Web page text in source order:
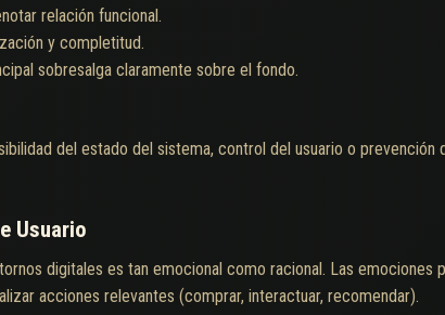
relación funcional.
y completitud.
sobresalga claramente sobre el fondo.
del estado del sistema, control del usuario o
Usuario
digitales es tan emocional como racional. Las emociones
acciones relevantes (comprar, interactuar, recomendar).